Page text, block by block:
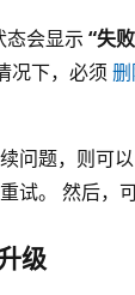
态会显示 “失
况下，必须
问题，则可以
试。 然后，
级